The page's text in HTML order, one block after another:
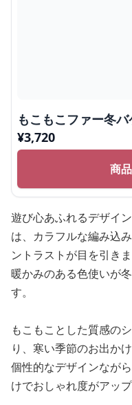
もこもこファー冬
¥3,720
商
遊び心あふれるデザイ
は、カラフルな編み込
ントラストが目を引きま
暖かみのある色使いが
す。
もこもことした質感の
り、寒い季節のお出かけ
個性的なデザインなが
けでおしゃれ度がアッ